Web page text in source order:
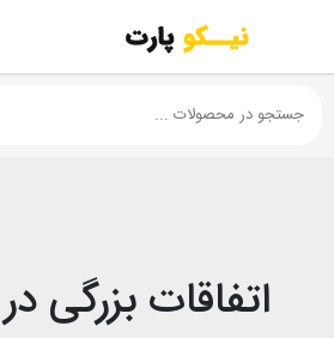
اتفاقات بزرگی